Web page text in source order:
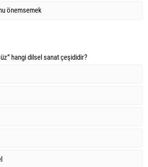
önemsemek
hangi dilsel sanat çeşididir?